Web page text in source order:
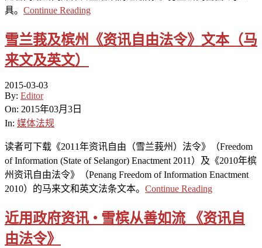
具。 Continue Reading
雪兰莪及槟州《资讯自由法令》文本（马
来文及英文）
2015-03-03
By: Editor
On: 2015年03月3日
In: 媒体法规
读者可下载《2011年资讯自由（雪兰莪州）法令》（Freedom
of Information (State of Selangor) Enactment 2011）及《2010年槟
州资讯自由法令》（Penang Freedom of Information Enactment
2010）的马来文和英文法条文本。 Continue Reading
近用政府资讯 • 雪槟从善如流 《资讯自
由法令》